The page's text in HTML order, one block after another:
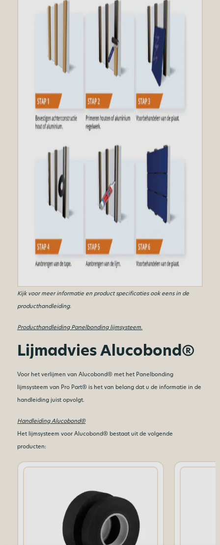
Kijk voor meer informatie en product specificaties ook eens in de
producthandleiding.
Producthandleiding Panelbonding lijmsysteem.
Lijmadvies Alucobond®
Voor het verlijmen van Alucobond® met het Panelbonding
lijmsysteem van Pro Part® is het van belang dat u de informatie in de
handleiding juist opvolgt.
Handleiding Alucobond®
Het lijmsysteem voor Alucobond® bestaat uit de volgende
producten: